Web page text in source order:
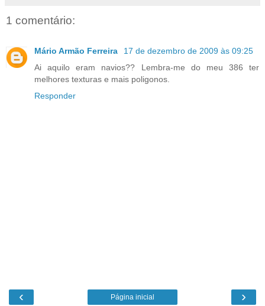
1 comentário:
Mário Armão Ferreira
17 de dezembro de 2009 às 09:25
Ai aquilo eram navios?? Lembra-me do meu 386 ter
melhores texturas e mais poligonos.
Responder
‹ ›
Página inicial